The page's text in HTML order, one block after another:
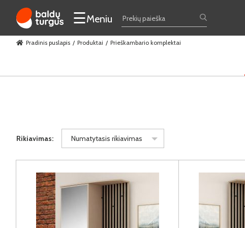
☰Meniu
Pradinis puslapis Produktai Prieškambario komplektai
Rikiavimas: Numatytasis rikiavimas